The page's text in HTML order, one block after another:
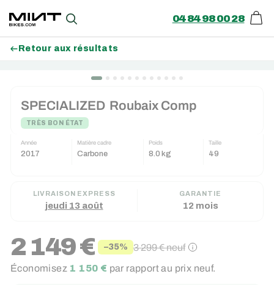
contenu
Recherche 04 84 98 00 28
Retour aux résultats
SPECIALIZED Roubaix Comp
TRÈS BON ÉTAT
Année
2017
Matière cadre
Carbone
Poids
8.0 kg
Taille
49
LIVRAISON EXPRESS
jeudi 13 août
GARANTIE
12 mois
Prix
réduit
2 149 € −35%
Prix
régulier
3 299 €neuf
Économisez 1 150 € par rapport au prix neuf.